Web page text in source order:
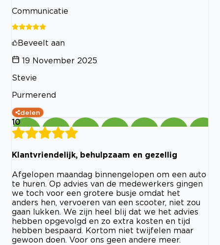
Communicatie
Beveelt aan
19 November 2025
Stevie
Purmerend
delen
10
Klantvriendelijk, behulpzaam en gezellig
Afgelopen maandag binnengelopen om een auto
te huren. Op advies van de medewerkers gingen
we toch voor een grotere busje omdat het
anders hen, vervoeren van een scooter, niet zou
gaan lukken. We zijn heel blij dat we het advies
hebben opgevolgd en zo extra kosten en tijd
hebben bespaard. Kortom niet twijfelen maar
gewoon doen. Voor ons geen andere meer.